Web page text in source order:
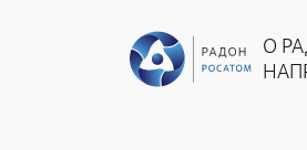
О